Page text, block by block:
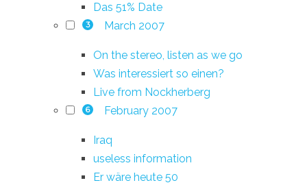
Das 51% Date
3 March 2007
On the stereo, listen as we go
Was interessiert so einen?
Live from Nockherberg
6 February 2007
Iraq
useless information
Er wäre heute 50